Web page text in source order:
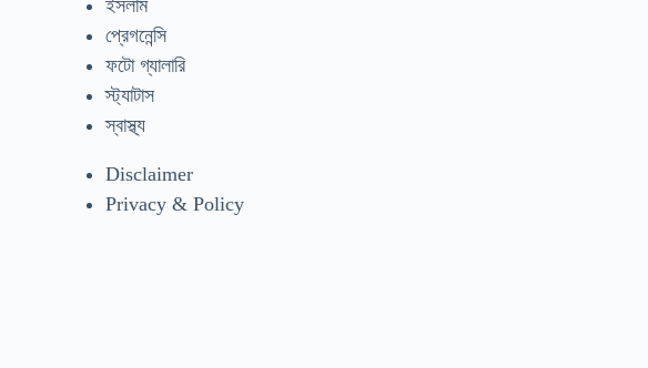
ইসলাম
প্রেগনেন্সি
ফটো গ্যালারি
স্ট্যাটাস
স্বাস্থ্য
Disclaimer
Privacy & Policy